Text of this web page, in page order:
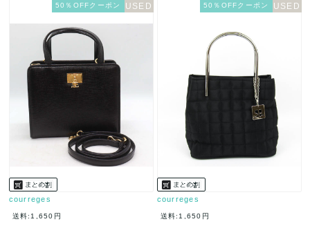
50％OFFクーポン
courreges
送料:1,650円
50％OFFクーポン
courreges
送料:1,650円